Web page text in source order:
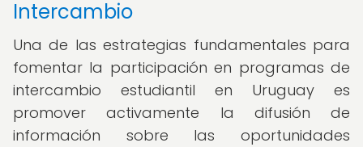
Intercambio
Una de las estrategias fundamentales para
fomentar la participación en programas de
intercambio estudiantil en Uruguay es
promover activamente la difusión de
información sobre las oportunidades